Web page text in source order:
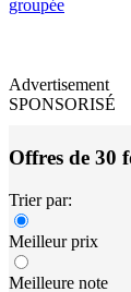
groupée
Advertisement
SPONSORISÉ
Offres de 30
Trier par:
Meilleur prix
Meilleure note